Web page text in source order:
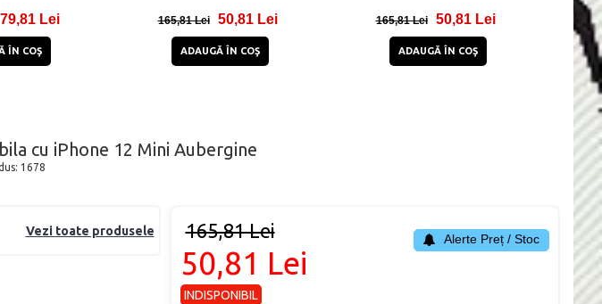
79,81 Lei
ÎN COŞ
165,81 Lei 50,81 Lei
ADAUGĂ ÎN COŞ
165,81 Lei 50,81 Lei
ADAUGĂ ÎN COŞ
cu iPhone 12 Mini Aubergine
1678
Vezi toate produsele 165,81 Lei
50,81 Lei
INDISPONIBIL
Alerte Preț / Stoc